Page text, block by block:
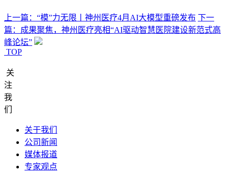
上一篇：“模”力无限丨神州医疗4月AI大模型重磅发布 下一
篇：成果聚焦，神州医疗亮相“AI驱动智慧医院建设新范式高
峰论坛”
TOP
关
注
我
们
关于我们
公司新闻
媒体报道
专家观点